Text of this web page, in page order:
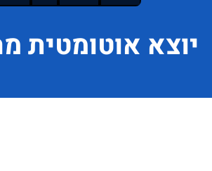
יוצא אוטומטית